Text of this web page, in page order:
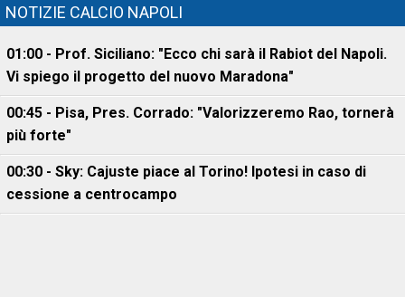
NOTIZIE CALCIO NAPOLI
01:00 - Prof. Siciliano: "Ecco chi sarà il Rabiot del Napoli.
Vi spiego il progetto del nuovo Maradona"
00:45 - Pisa, Pres. Corrado: "Valorizzeremo Rao, tornerà
più forte"
00:30 - Sky: Cajuste piace al Torino! Ipotesi in caso di
cessione a centrocampo